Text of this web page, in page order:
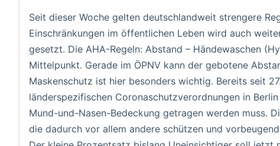
Seit dieser Woche gelten deutschlandweit strengere
Einschränkungen im öffentlichen Leben wird auch
gesetzt. Die AHA-Regeln: Abstand – Händewaschen
Mittelpunkt. Gerade im ÖPNV kann der gebotene
Maskenschutz ist hier besonders wichtig. Bereits seit
länderspezifischen Coronaschutzverordnungen in
Mund-und-Nasen-Bedeckung getragen werden muss.
die dadurch vor allem andere schützen und